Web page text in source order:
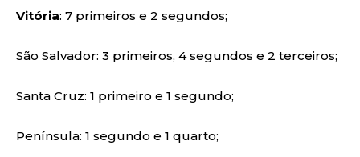
Vitória: 7 primeiros e 2 segundos;
São Salvador: 3 primeiros, 4 segundos e 2 terceiros;
Santa Cruz: 1 primeiro e 1 segundo;
Península: 1 segundo e 1 quarto;